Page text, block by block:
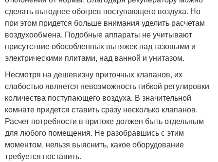
сделать выгоднее обогрев поступающего воздуха. Но
при этом придется больше внимания уделить расчетам
воздухообмена. Подобные аппараты не учитывают
присутствие обособленных вытяжек над газовыми и
электрическими плитами, над ванной и унитазом.
Несмотря на дешевизну приточных клапанов, их
слабостью является невозможность гибкой регулировки
количества поступающего воздуха. В значительной
комнате придется ставить сразу несколько клапанов.
Расчет потребности в притоке должен быть отдельным
для любого помещения. Не разобравшись с этим
моментом, нельзя выяснить, какое оборудование
требуется поставить.